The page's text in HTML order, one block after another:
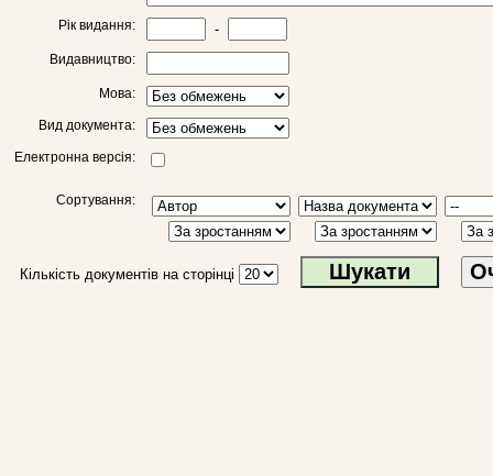
Рік видання: -
Видавництво:
Мова:
Вид документа:
Електронна версія:
Сортування:
Кількість документів на сторінці